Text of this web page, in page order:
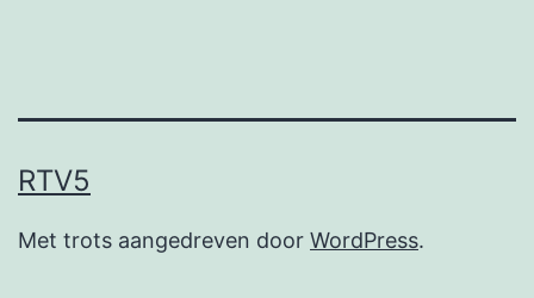
RTV5
Met trots aangedreven door WordPress.